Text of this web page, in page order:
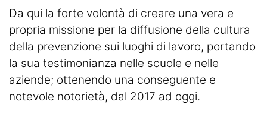
Da qui la forte volontà di creare una vera e
propria missione per la diffusione della cultura
della prevenzione sui luoghi di lavoro, portando
la sua testimonianza nelle scuole e nelle
aziende; ottenendo una conseguente e
notevole notorietà, dal 2017 ad oggi.